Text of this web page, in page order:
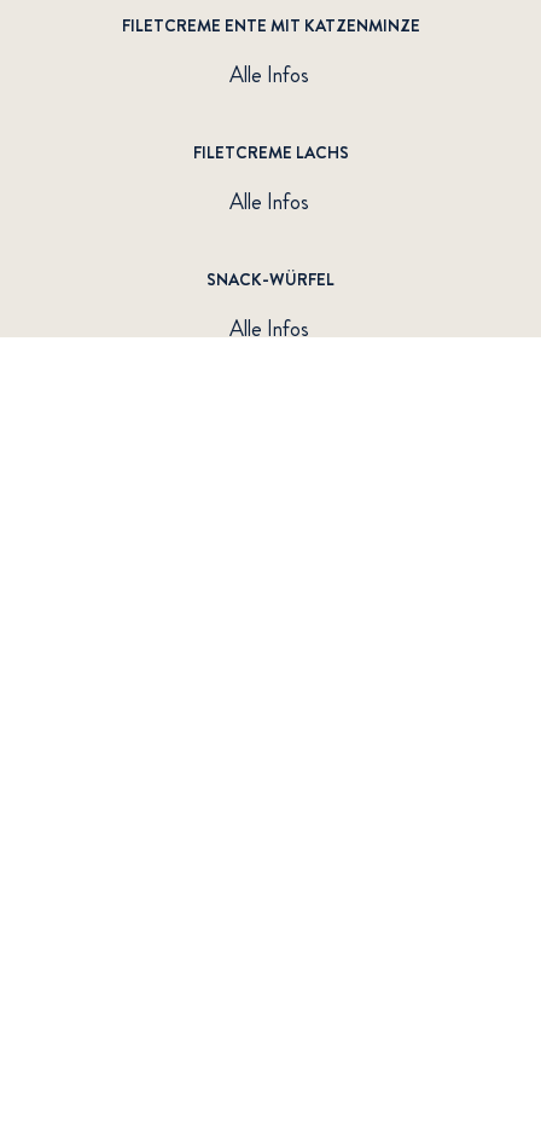
FILETCREME ENTE MIT KATZENMINZE
Alle Infos
FILETCREME LACHS
Alle Infos
SNACK-WÜRFEL
Alle Infos